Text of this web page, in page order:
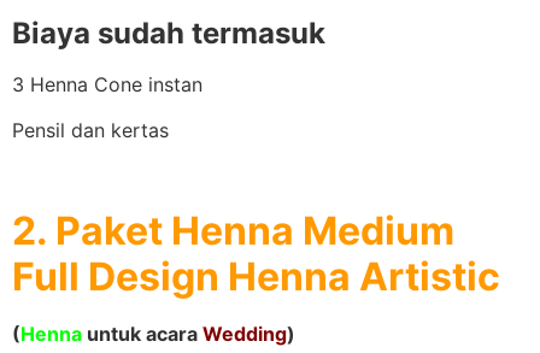
Biaya sudah termasuk
3 Henna Cone instan
Pensil dan kertas
2. Paket Henna Medium
Full Design Henna Artistic
(Henna untuk acara Wedding)